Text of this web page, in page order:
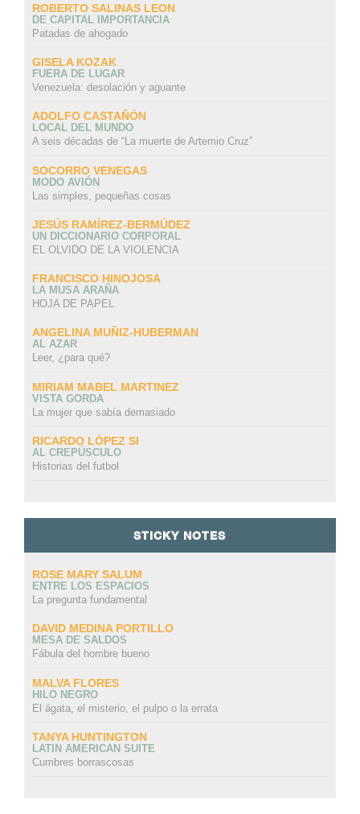
ROBERTO SALINAS LEON
DE CAPITAL IMPORTANCIA
Patadas de ahogado
GISELA KOZAK
FUERA DE LUGAR
Venezuela: desolación y aguante
ADOLFO CASTAÑÓN
LOCAL DEL MUNDO
A seis décadas de “La muerte de Artemio Cruz”
SOCORRO VENEGAS
MODO AVIÓN
Las simples, pequeñas cosas
JESÚS RAMÍREZ-BERMÚDEZ
UN DICCIONARIO CORPORAL
EL OLVIDO DE LA VIOLENCIA
FRANCISCO HINOJOSA
LA MUSA ARAÑA
HOJA DE PAPEL
ANGELINA MUÑIZ-HUBERMAN
AL AZAR
Leer, ¿para qué?
MIRIAM MABEL MARTINEZ
VISTA GORDA
La mujer que sabía demasiado
RICARDO LÓPEZ SI
AL CREPÚSCULO
Historias del futbol
STICKY NOTES
ROSE MARY SALUM
ENTRE LOS ESPACIOS
La pregunta fundamental
DAVID MEDINA PORTILLO
MESA DE SALDOS
Fábula del hombre bueno
MALVA FLORES
HILO NEGRO
El ágata, el misterio, el pulpo o la errata
TANYA HUNTINGTON
LATIN AMERICAN SUITE
Cumbres borrascosas